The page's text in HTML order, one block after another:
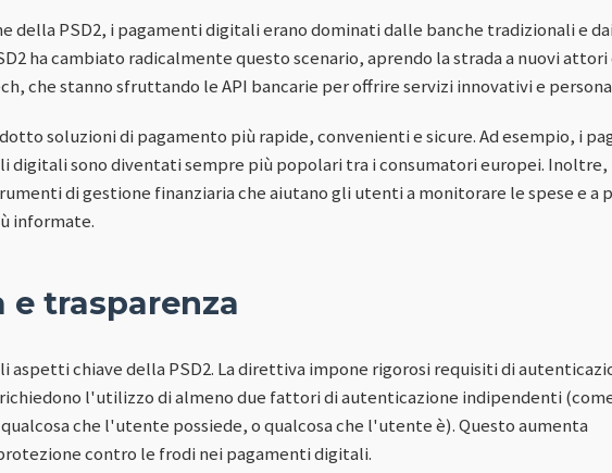
della PSD2, i pagamenti digitali erano dominati dalle banche tradizionali e
ha cambiato radicalmente questo scenario, aprendo la strada a nuovi attori
che stanno sfruttando le API bancarie per offrire servizi innovativi e
soluzioni di pagamento più rapide, convenienti e sicure. Ad esempio, i
digitali sono diventati sempre più popolari tra i consumatori europei.
di gestione finanziaria che aiutano gli utenti a monitorare le spese e a
informate.
e trasparenza
aspetti chiave della PSD2. La direttiva impone rigorosi requisiti di
l'utilizzo di almeno due fattori di autenticazione indipendenti
che l'utente possiede, o qualcosa che l'utente è). Questo aumenta
contro le frodi nei pagamenti digitali.